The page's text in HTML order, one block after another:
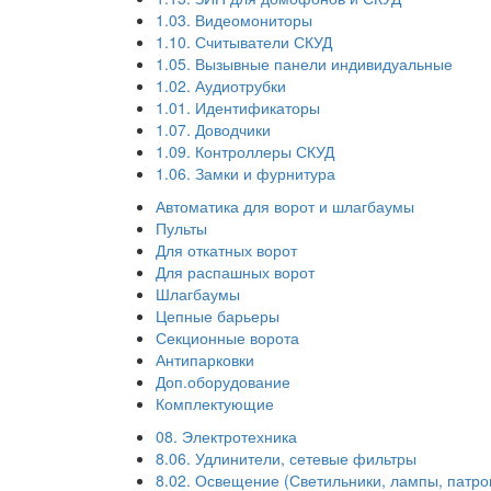
1.03. Видеомониторы
1.10. Считыватели СКУД
1.05. Вызывные панели индивидуальные
1.02. Аудиотрубки
1.01. Идентификаторы
1.07. Доводчики
1.09. Контроллеры СКУД
1.06. Замки и фурнитура
Автоматика для ворот и шлагбаумы
Пульты
Для откатных ворот
Для распашных ворот
Шлагбаумы
Цепные барьеры
Секционные ворота
Антипарковки
Доп.оборудование
Комплектующие
08. Электротехника
8.06. Удлинители, сетевые фильтры
8.02. Освещение (Светильники, лампы,